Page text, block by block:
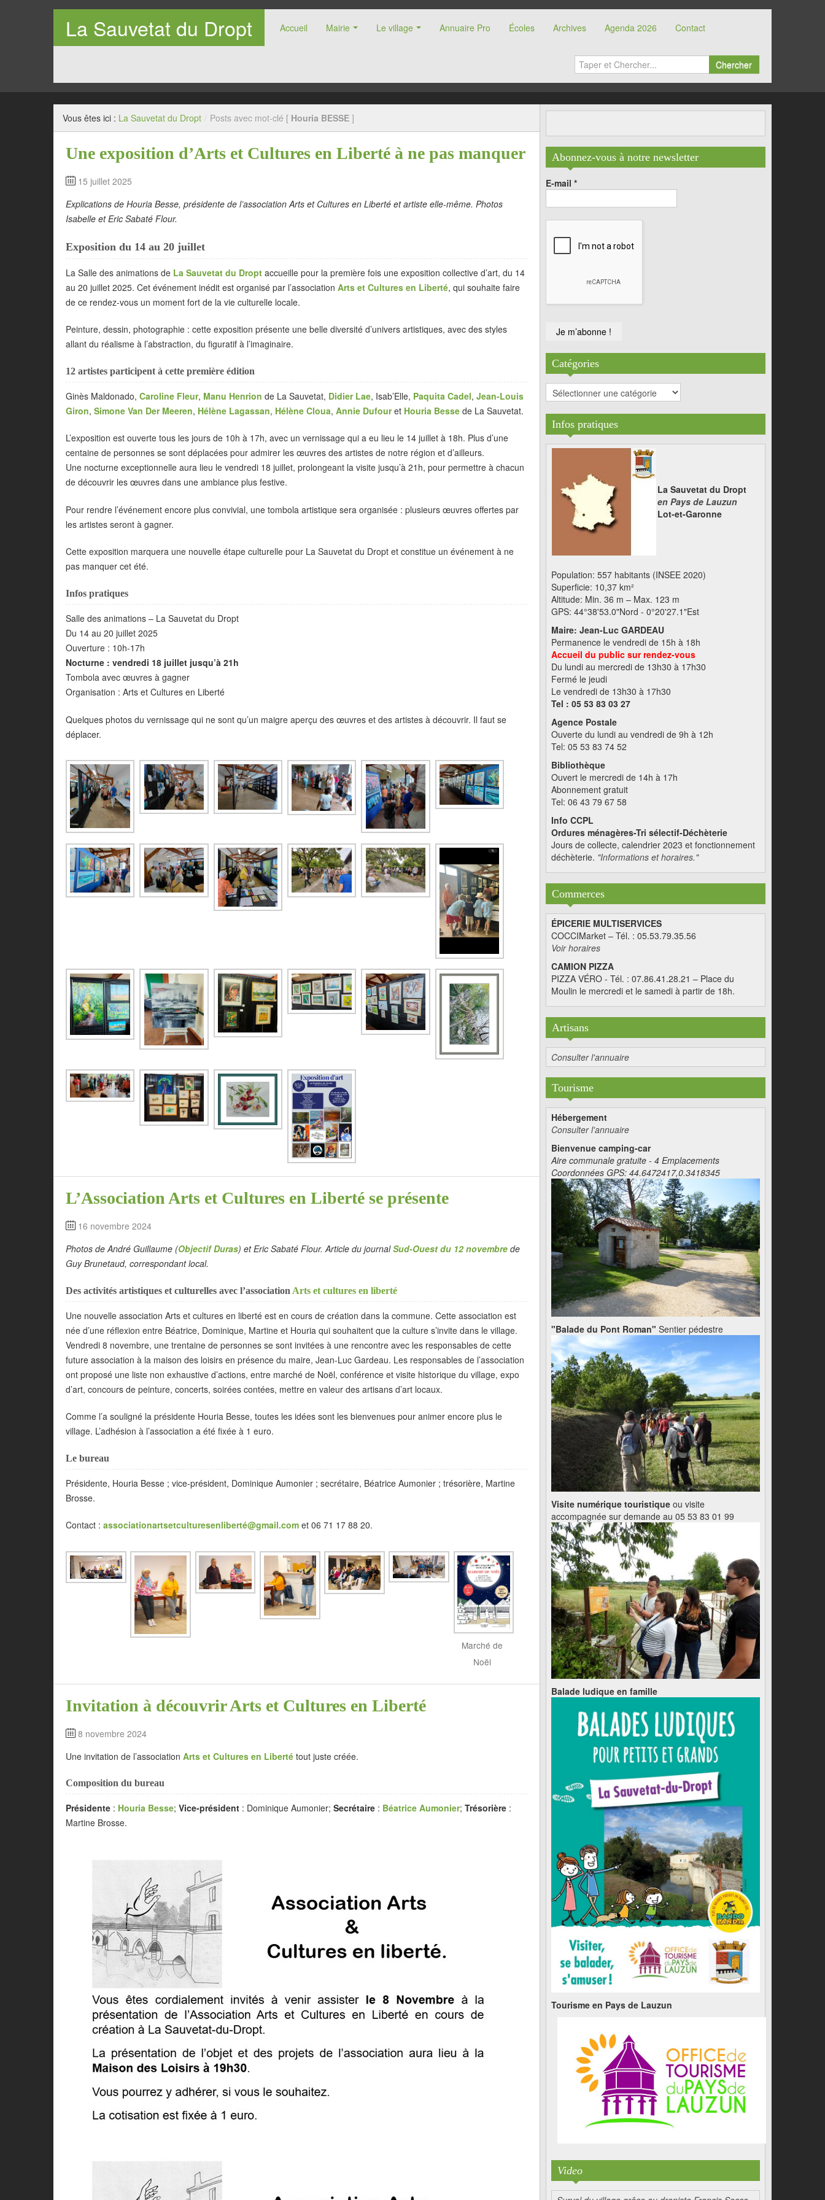
La Sauvetat du Dropt Accueil Mairie Le village Annuaire Pro Écoles Archives Agenda 2026 Contact
Chercher
Vous êtes ici : La Sauvetat du Dropt / Posts avec mot-clé [ Houria BESSE ]
Une exposition d’Arts et Cultures en Liberté à ne pas manquer
15 juillet 2025
Explications de Houria Besse, présidente de l’association Arts et Cultures en Liberté et artiste elle-même. Photos
Isabelle et Eric Sabaté Flour.
Exposition du 14 au 20 juillet
La Salle des animations de La Sauvetat du Dropt accueille pour la première fois une exposition collective d’art, du 14
au 20 juillet 2025. Cet événement inédit est organisé par l’association Arts et Cultures en Liberté, qui souhaite faire
de ce rendez-vous un moment fort de la vie culturelle locale.
Peinture, dessin, photographie : cette exposition présente une belle diversité d’univers artistiques, avec des styles
allant du réalisme à l’abstraction, du figuratif à l’imaginaire.
12 artistes participent à cette première édition
Ginès Maldonado, Caroline Fleur, Manu Henrion de La Sauvetat, Didier Lae, Isab’Elle, Paquita Cadel, Jean-Louis
Giron, Simone Van Der Meeren, Hélène Lagassan, Hélène Cloua, Annie Dufouret Houria Besse de La Sauvetat.
L’exposition est ouverte tous les jours de 10h à 17h, avec un vernissage qui a eu lieu le 14 juillet à 18h. Plus d’une
centaine de personnes se sont déplacées pour admirer les œuvres des artistes de notre région et d’ailleurs.
Une nocturne exceptionnelle aura lieu le vendredi 18 juillet, prolongeant la visite jusqu’à 21h, pour permettre à chacun
de découvrir les œuvres dans une ambiance plus festive.
Pour rendre l’événement encore plus convivial, une tombola artistique sera organisée : plusieurs œuvres offertes par
les artistes seront à gagner.
Cette exposition marquera une nouvelle étape culturelle pour La Sauvetat du Dropt et constitue un événement à ne
pas manquer cet été.
Infos pratiques
Salle des animations – La Sauvetat du Dropt
Du 14 au 20 juillet 2025
Ouverture : 10h-17h
Nocturne : vendredi 18 juillet jusqu’à 21h
️Tombola avec œuvres à gagner
Organisation : Arts et Cultures en Liberté
Quelques photos du vernissage qui ne sont qu’un maigre aperçu des œuvres et des artistes à découvrir. Il faut se
déplacer.
L’Association Arts et Cultures en Liberté se présente
16 novembre 2024
Photos de André Guillaume (Objectif Duras) et Eric Sabaté Flour. Article du journalSud-Ouest du 12 novembre de
Guy Brunetaud, correspondant local.
Des activités artistiques et culturelles avec l’association Arts et cultures en liberté
Une nouvelle association Arts et cultures en liberté est en cours de création dans la commune. Cette association est
née d’une réflexion entre Béatrice, Dominique, Martine et Houria qui souhaitent que la culture s’invite dans le village.
Vendredi 8 novembre, une trentaine de personnes se sont invitées à une rencontre avec les responsables de cette
future association à la maison des loisirs en présence du maire, Jean-Luc Gardeau. Les responsables de l’association
ont proposé une liste non exhaustive d’actions, entre marché de Noël, conférence et visite historique du village, expo
d’art, concours de peinture, concerts, soirées contées, mettre en valeur des artisans d’art locaux.
Comme l’a souligné la présidente Houria Besse, toutes les idées sont les bienvenues pour animer encore plus le
village. L’adhésion à l’association a été fixée à 1 euro.
Le bureau
Présidente, Houria Besse ; vice-président, Dominique Aumonier ; secrétaire, Béatrice Aumonier ; trésorière, Martine
Brosse.
Contact : associationartsetculturesenliberté@gmail.com et 06 71 17 88 20.
Marché de
Noël
Invitation à découvrir Arts et Cultures en Liberté
8 novembre 2024
Une invitation de l’association Arts et Cultures en Liberté tout juste créée.
Composition du bureau
Présidente : Houria Besse; Vice-président : Dominique Aumonier; Secrétaire : Béatrice Aumonier; Trésorière :
Martine Brosse.
Abonnez-vous à notre newsletter
E-mail *
Catégories
Catégories
Infos pratiques
La Sauvetat du Dropt
en Pays de Lauzun
Lot-et-Garonne
Population: 557 habitants (INSEE 2020)
Superficie: 10,37 km²
Altitude: Min. 36 m – Max. 123 m
GPS: 44°38'53.0"Nord - 0°20'27.1"Est
Maire: Jean-Luc GARDEAU
Permanence le vendredi de 15h à 18h
Accueil du public sur rendez-vous
Du lundi au mercredi de 13h30 à 17h30
Fermé le jeudi
Le vendredi de 13h30 à 17h30
Tel : 05 53 83 03 27
Agence Postale
Ouverte du lundi au vendredi de 9h à 12h
Tel: 05 53 83 74 52
Bibliothèque
Ouvert le mercredi de 14h à 17h
Abonnement gratuit
Tel: 06 43 79 67 58
Info CCPL
Ordures ménagères-Tri sélectif-Déchèterie
Jours de collecte, calendrier 2023 et fonctionnement
déchèterie. "Informations et horaires."
Commerces
ÉPICERIE MULTISERVICES
COCCIMarket – Tél. : 05.53.79.35.56
Voir horaires
CAMION PIZZA
PIZZA VÉRO - Tél. : 07.86.41.28.21 – Place du
Moulin le mercredi et le samedi à partir de 18h.
Artisans
Consulter l'annuaire
Tourisme
Hébergement
Consulter l'annuaire
Bienvenue camping-car
Aire communale gratuite - 4 Emplacements
Coordonnées GPS: 44.6472417,0.3418345
"Balade du Pont Roman" Sentier pédestre
Visite numérique touristique ou visite
accompagnée sur demande au 05 53 83 01 99
Balade ludique en famille
Tourisme en Pays de Lauzun
Video